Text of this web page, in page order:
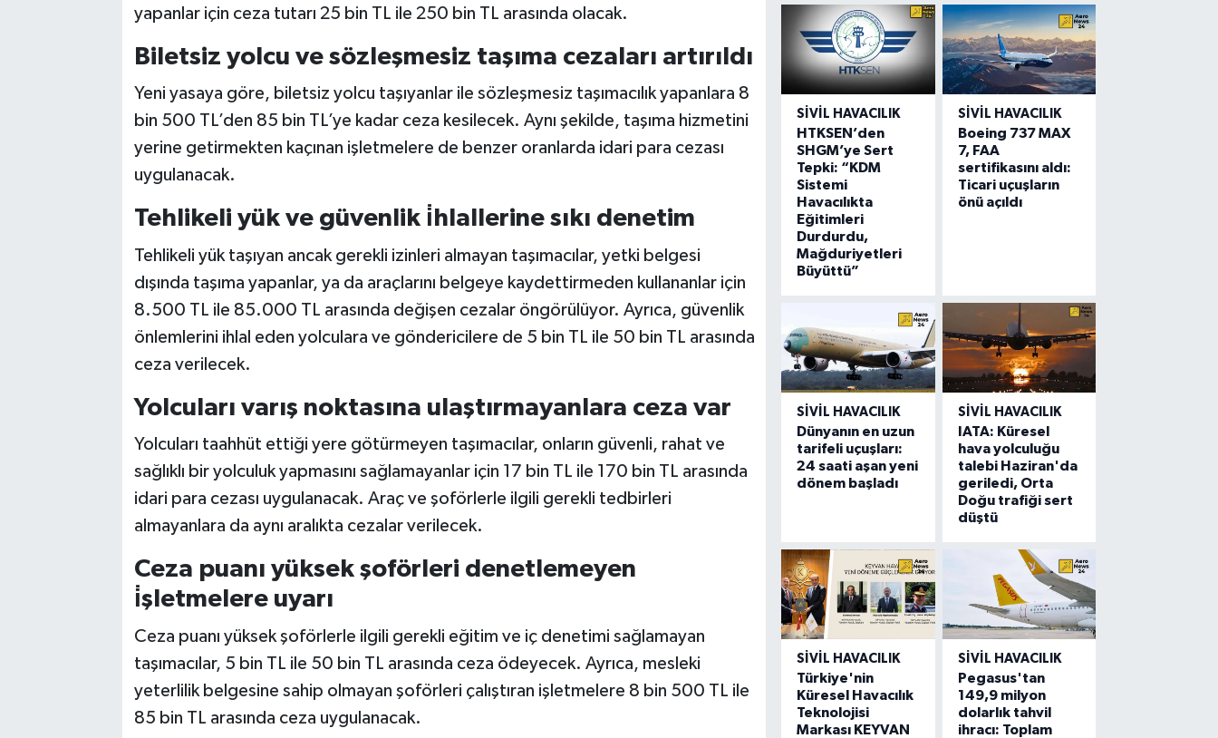
yapanlar için ceza tutarı 25 bin TL ile 250 bin TL arasında olacak.
Biletsiz yolcu ve sözleşmesiz taşıma cezaları artırıldı
Yeni yasaya göre, biletsiz yolcu taşıyanlar ile sözleşmesiz taşımacılık yapanlara 8
bin 500 TL’den 85 bin TL’ye kadar ceza kesilecek. Aynı şekilde, taşıma hizmetini
yerine getirmekten kaçınan işletmelere de benzer oranlarda idari para cezası
uygulanacak.
Tehlikeli yük ve güvenlik i̇hlallerine sıkı denetim
Tehlikeli yük taşıyan ancak gerekli izinleri almayan taşımacılar, yetki belgesi
dışında taşıma yapanlar, ya da araçlarını belgeye kaydettirmeden kullananlar için
8.500 TL ile 85.000 TL arasında değişen cezalar öngörülüyor. Ayrıca, güvenlik
önlemlerini ihlal eden yolculara ve göndericilere de 5 bin TL ile 50 bin TL arasında
ceza verilecek.
Yolcuları varış noktasına ulaştırmayanlara ceza var
Yolcuları taahhüt ettiği yere götürmeyen taşımacılar, onların güvenli, rahat ve
sağlıklı bir yolculuk yapmasını sağlamayanlar için 17 bin TL ile 170 bin TL arasında
idari para cezası uygulanacak. Araç ve şoförlerle ilgili gerekli tedbirleri
almayanlara da aynı aralıkta cezalar verilecek.
Ceza puanı yüksek şoförleri denetlemeyen
i̇şletmelere uyarı
Ceza puanı yüksek şoförlerle ilgili gerekli eğitim ve iç denetimi sağlamayan
taşımacılar, 5 bin TL ile 50 bin TL arasında ceza ödeyecek. Ayrıca, mesleki
yeterlilik belgesine sahip olmayan şoförleri çalıştıran işletmelere 8 bin 500 TL ile
85 bin TL arasında ceza uygulanacak.
SIVIL HAVACILIK
HTKSEN’den
SHGM’ye Sert
Tepki: “KDM
Sistemi
Havacılıkta
Eğitimleri
Durdurdu,
Mağduriyetleri
Büyüttü”
SIVIL HAVACILIK
Boeing 737 MAX
7, FAA
sertifikasını aldı:
Ticari uçuşların
önü açıldı
SIVIL HAVACILIK
Dünyanın en uzun
tarifeli uçuşları:
24 saati aşan yeni
dönem başladı
SIVIL HAVACILIK
IATA: Küresel
hava yolculuğu
talebi Haziran'da
geriledi, Orta
Doğu trafiği sert
düştü
SIVIL HAVACILIK
Türkiye'nin
Küresel Havacılık
Teknolojisi
Markası KEYVAN
SIVIL HAVACILIK
Pegasus'tan
149,9 milyon
dolarlık tahvil
ihracı: Toplam